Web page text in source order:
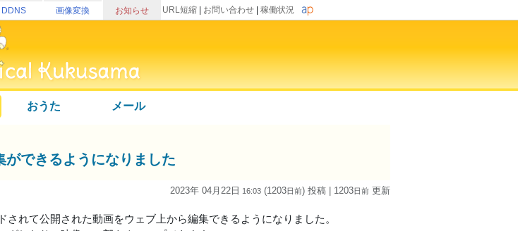
DDNS 画像変換 お知らせ URL短縮 お問い合わせ 稼働状況
おうた メール
ができるようになりました
2023年 04月22日 16:03 (1203日前) 投稿 | 1203日前 更新
れて公開された動画をウェブ上から編集できるようになりました。